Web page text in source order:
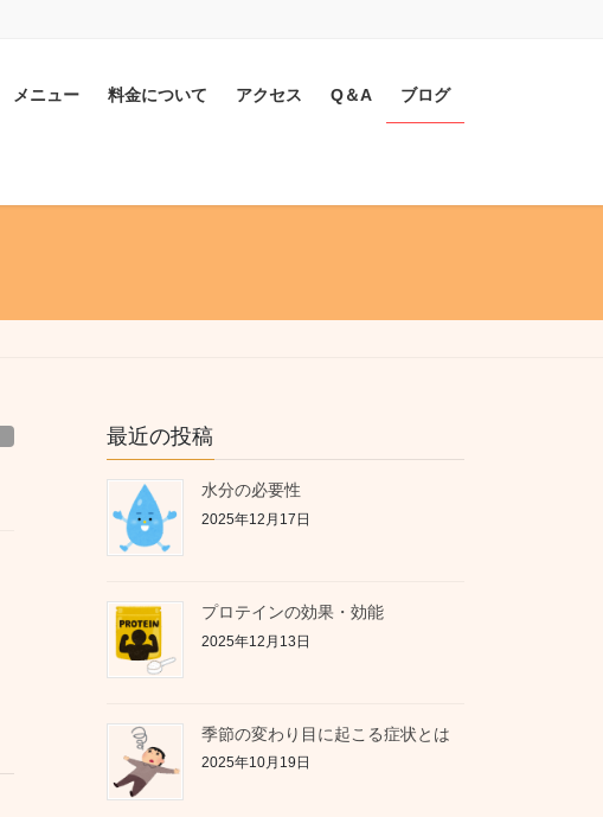
メニュー 料金について アクセス Q＆A ブログ
最近の投稿
水分の必要性
2025年12月17日
プロテインの効果・効能
2025年12月13日
季節の変わり目に起こる症状とは
2025年10月19日